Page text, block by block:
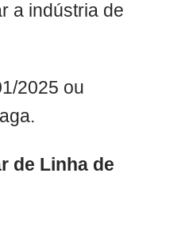
a indústria de
2025 ou
de Linha de